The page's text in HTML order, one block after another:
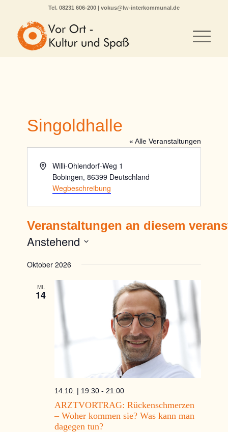
Tel. 08231 606-200 | vokus@lw-interkommunal.de
Singoldhalle
« Alle Veranstaltungen
AdresseWilli-Ohlendorf-Weg 1
Bobingen, 86399 Deutschland
Wegbeschreibung
Veranstaltungen an diesem
Anstehend
wählen.
Oktober 2026
MI.
14
ARZTVORTRAG: Rückenschmerzen
– Woher kommen sie? Was kann man
dagegen tun?
14.10. | 19:30 - 21:00